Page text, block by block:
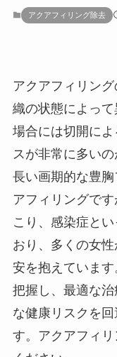
アクアフィリング除去
アクアフィリン
織の状態によっ
場合には切開に
スが非常に多い
長い画期的な豊
アフィリングで
こり、感染症と
おり、多くの女
安を抱えていま
把握し、最適な
な健康リスクを
す。アクアフィ